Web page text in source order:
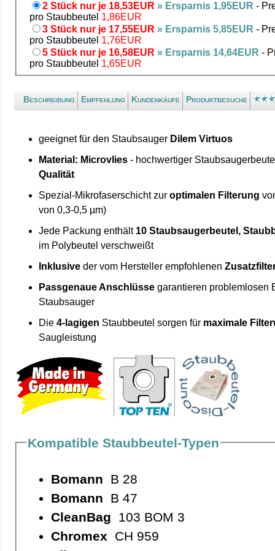
2 Stück nur je 18,53EUR » Ersparnis 1,95EUR -
pro Staubbeutel 1,86EUR
3 Stück nur je 17,55EUR » Ersparnis 5,85EUR -
pro Staubbeutel 1,76EUR
5 Stück nur je 16,58EUR » Ersparnis 14,64EUR -
pro Staubbeutel 1,65EUR
Beschreibung Empfehlung Kundenkäufe Produktbesuche
geeignet für den Staubsauger Dilem Virtuos
Material: Microvlies - hochwertiger
Qualität
Spezial-Mikrofaserschicht zuroptimalen Filterung
von 0,3-0,5 µm)
Jede Packung enthält 10 Staubsaugerbeutel,
im Polybeutel verschweißt
Inklusive der vom Hersteller empfohlenen
Passgenaue Anschlüsse garantieren problemlosen
Staubsauger
Die4-lagigen Staubbeutel sorgen für maximale
Saugleistung
Kompatible Staubbeutel-Typen
Bomann B 28
Bomann B 47
CleanBag 103 BOM 3
Chromex CH 959